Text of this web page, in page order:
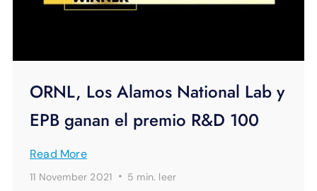
ORNL, Los Alamos National Lab y
EPB ganan el premio R&D 100
Read More
11 November 2021 · 5 min. leer